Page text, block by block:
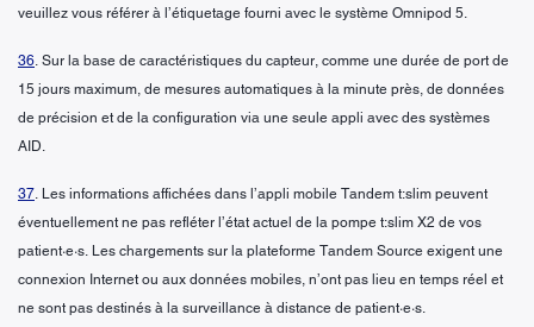
veuillez vous référer à l’étiquetage fourni avec le système Omnipod 5.
36. Sur la base de caractéristiques du capteur, comme une durée de port de
15 jours maximum, de mesures automatiques à la minute près, de données
de précision et de la configuration via une seule appli avec des systèmes
AID.
37. Les informations affichées dans l’appli mobile Tandem t:slim peuvent
éventuellement ne pas refléter l’état actuel de la pompe t:slim X2 de vos
patient·e·s. Les chargements sur la plateforme Tandem Source exigent une
connexion Internet ou aux données mobiles, n’ont pas lieu en temps réel et
ne sont pas destinés à la surveillance à distance de patient·e·s.